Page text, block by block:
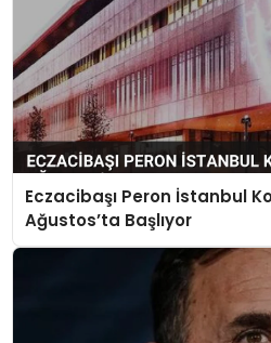
Eczacibaşı Peron İstanbul
Ağustos’ta Başlıyor